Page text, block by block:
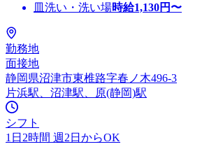
皿洗い・洗い場時給1,130円〜
勤務地
面接地
静岡県沼津市東椎路字春ノ木496-3
片浜駅、沼津駅、原(静岡)駅
シフト
1日2時間 週2日からOK